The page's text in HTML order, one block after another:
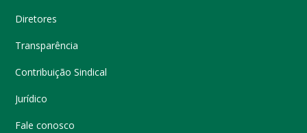
Diretores
Transparência
Contribuição Sindical
Jurídico
Fale conosco